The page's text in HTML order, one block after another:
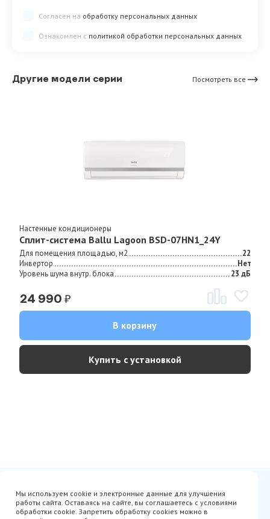
Согласен на обработку персональных данных
Ознакомлен с политикой обработки персональных данных
Другие модели серии Посмотреть все
Настенные кондиционеры
Сплит-система Ballu Lagoon BSD-07HN1_24Y
Для помещения площадью, м2
22
Инвертор
Нет
Уровень шума внутр. блока
23 дБ
24 990 ₽
В корзину
Купить с установкой
Avito
Акции
Гарантия
Производители
Мы используем cookie и электронные данные для улучшения
работы сайта. Оставаясь на сайте, вы соглашаетесь с условиями
обработки cookie. Запретить обработку cookies можно в